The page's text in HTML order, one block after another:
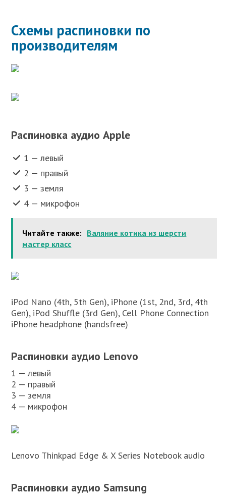
Схемы распиновки по
производителям
Распиновка аудио Apple
1 — левый
2 — правый
3 — земля
4 — микрофон
Читайте также: Валяние котика из шерсти
мастер класс
iPod Nano (4th, 5th Gen), iPhone (1st, 2nd, 3rd, 4th
Gen), iPod Shuffle (3rd Gen), Cell Phone Connection
iPhone headphone (handsfree)
Распиновки аудио Lenovo
1 — левый
2 — правый
3 — земля
4 — микрофон
Lenovo Thinkpad Edge & X Series Notebook audio
Распиновки аудио Samsung